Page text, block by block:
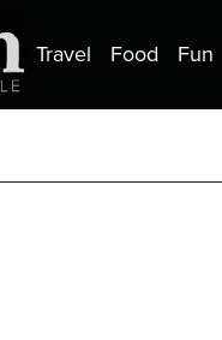
Travel Food Fun